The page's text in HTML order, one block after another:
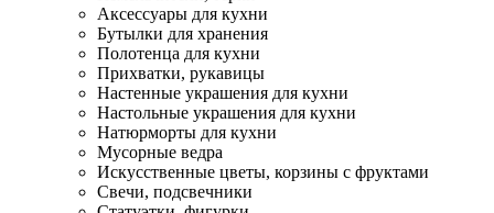
Аксессуары для кухни
Бутылки для хранения
Полотенца для кухни
Прихватки, рукавицы
Настенные украшения для кухни
Настольные украшения для кухни
Натюрморты для кухни
Мусорные ведра
Искусственные цветы, корзины с фруктами
Свечи, подсвечники